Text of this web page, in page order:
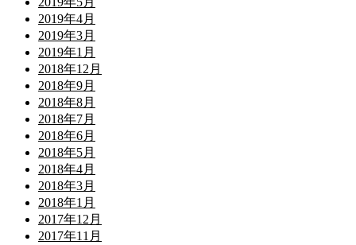
2019年4月
2019年3月
2019年1月
2018年12月
2018年9月
2018年8月
2018年7月
2018年6月
2018年5月
2018年4月
2018年3月
2018年1月
2017年12月
2017年11月